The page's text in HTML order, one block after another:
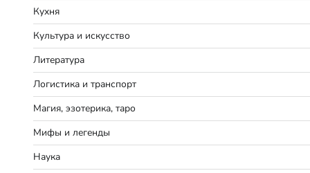
Кухня
Культура и искусство
Литература
Логистика и транспорт
Магия, эзотерика, таро
Мифы и легенды
Наука